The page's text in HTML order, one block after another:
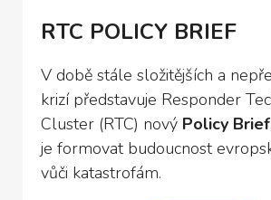
RTC POLICY BRIEF
V době stále složitějších a
krizí představuje Responder
Cluster (RTC) nový Policy Brief
je formovat budoucnost
vůči katastrofám.